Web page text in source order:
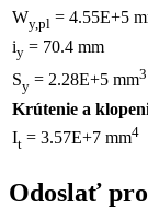
Wy,pl = 4.55E+5
iy = 70.4 mm
Sy = 2.28E+5 mm3
Krútenie a
It = 3.57E+7 mm4
Odoslať